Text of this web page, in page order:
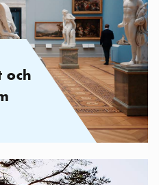
och
Stockholm